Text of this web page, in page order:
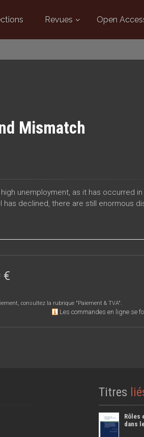
Revues Open
Mismatch
unemployment, as it has occurred
declined, there are still enormous
€
consultez la rubrique "Paiement & TVA".
Les commandes en ligne se
Titres
Rôles
dans